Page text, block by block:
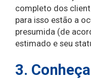
completo dos
para isso estão a
presumida (de
estimado e seu
3.